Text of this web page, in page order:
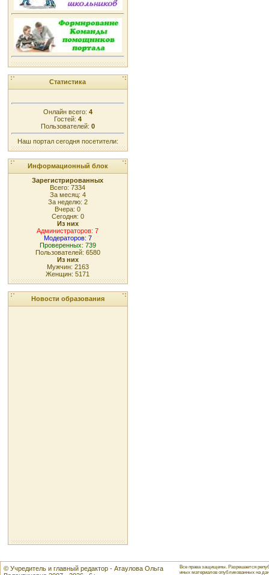
Статистика
Онлайн всего: 4
Гостей: 4
Пользователей: 0
Наш портал сегодня посетители:
Информационный блок
Зарегистрированных
Всего: 7334
За месяц: 4
За неделю: 2
Вчера: 0
Сегодня: 0
Из них
Администраторов: 7
Модераторов: 7
Проверенных: 739
Пользователей: 6580
Из них
Мужчин: 2163
Женщин: 5171
Новости образования
© Учредитель и главный редактор - Атаулова Ольга
Все права защищены. Разрешается
иных материалов опубликованных на